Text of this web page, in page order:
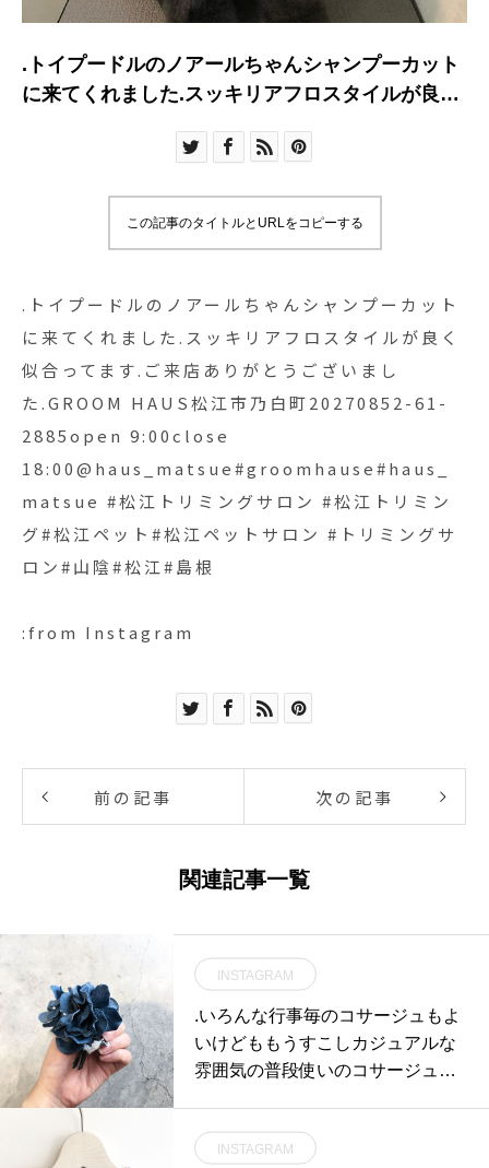
.トイプードルのノアールちゃんシャンプーカット
に来てくれました.スッキリアフロスタイルが良く
た.GROOM HAUS松江市乃白町20270852-61-
18:00@haus_matsue#groomhause#haus_matsue
松江#島根
この記事のタイトルとURLをコピーする
.トイプードルのノアールちゃんシャンプーカット
に来てくれました.スッキリアフロスタイルが良く
似合ってます︎.ご来店ありがとうございまし
た.GROOM HAUS松江市乃白町20270852-61-
2885open 9:00close
18:00@haus_matsue#groomhause#haus_
matsue #松江トリミングサロン #松江トリミン
グ#松江ペット#松江ペットサロン #トリミングサ
ロン#山陰#松江#島根
:from Instagram
前の記事 次の記事
関連記事一覧
INSTAGRAM
.いろんな行事毎のコサージュもよ
いけどももうすこしカジュアルな
雰囲気の普段使いのコサージュも
いですね。HÅUSのプリザのInsta
INSTAGRAM